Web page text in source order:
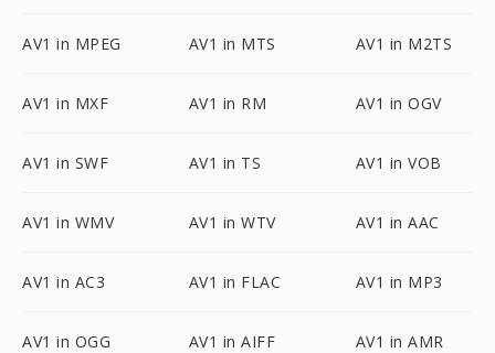
AV1 in MPEG AV1 in MTS AV1 in M2TS
AV1 in MXF AV1 in RM AV1 in OGV
AV1 in SWF AV1 in TS AV1 in VOB
AV1 in WMV AV1 in WTV AV1 in AAC
AV1 in AC3 AV1 in FLAC AV1 in MP3
AV1 in OGG AV1 in AIFF AV1 in AMR